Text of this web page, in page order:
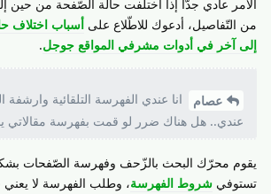
الأمر عادي جدّا إذا اختلفت حالة الصّفحة من حين
من التّفاصيل، أدعوك للاطّلاع على أسباب اختلاف
إلى آخر في أدوات مشرفي المواقع جوجل.
عصام
انا عندي الفهرسة التلقائية وارشفة
عندي.. هل هناك ضرر لو قمت بفهرسة مقالاتي
يقوم محرّك البحث بالزّحف وفهرسة الصّفحات
تستوفي شروط الفهرسة، وطلب الفهرسة لا